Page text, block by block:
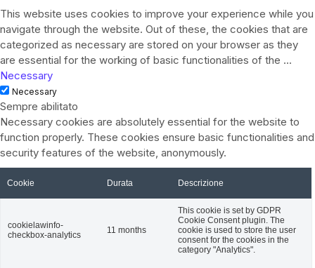
This website uses cookies to improve your experience while you
navigate through the website. Out of these, the cookies that are
categorized as necessary are stored on your browser as they
are essential for the working of basic functionalities of the ...
Necessary
Necessary
Sempre abilitato
Necessary cookies are absolutely essential for the website to
function properly. These cookies ensure basic functionalities and
security features of the website, anonymously.
Cookie Durata Descrizione
cookielawinfo-
checkbox-analytics
11 months
This cookie is set by GDPR
Cookie Consent plugin. The
cookie is used to store the user
consent for the cookies in the
category "Analytics".